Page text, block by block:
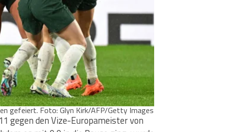
gefeiert. Foto: Glyn Kirk/AFP/Getty Images
gegen den Vize-Europameister von